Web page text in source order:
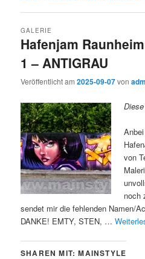
Hafenjam
1 – ANTIGRAU
GALERIE
Veröffentlicht am2025-09-07von
von
noch
sendet mir die fehlenden Namen/
DANKE! EMTY, STEN, …
SHAREN MIT: MAINSTYLE